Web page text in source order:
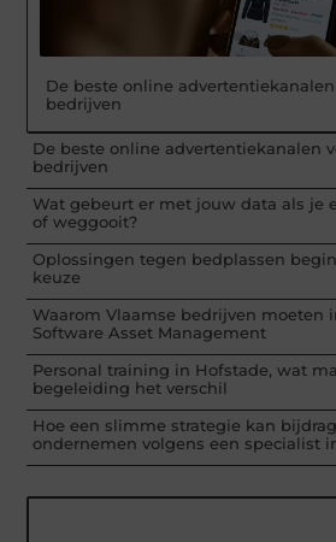
De beste online
bedrijven
De beste online advertentiekanalen
bedrijven
Wat gebeurt er met jouw data als je
of weggooit?
Oplossingen tegen bedplassen
keuze
Waarom Vlaamse bedrijven moeten
Software Asset Management
Personal training in Hofstade, wat
begeleiding het verschil
Hoe een slimme strategie kan
ondernemen volgens een specialist